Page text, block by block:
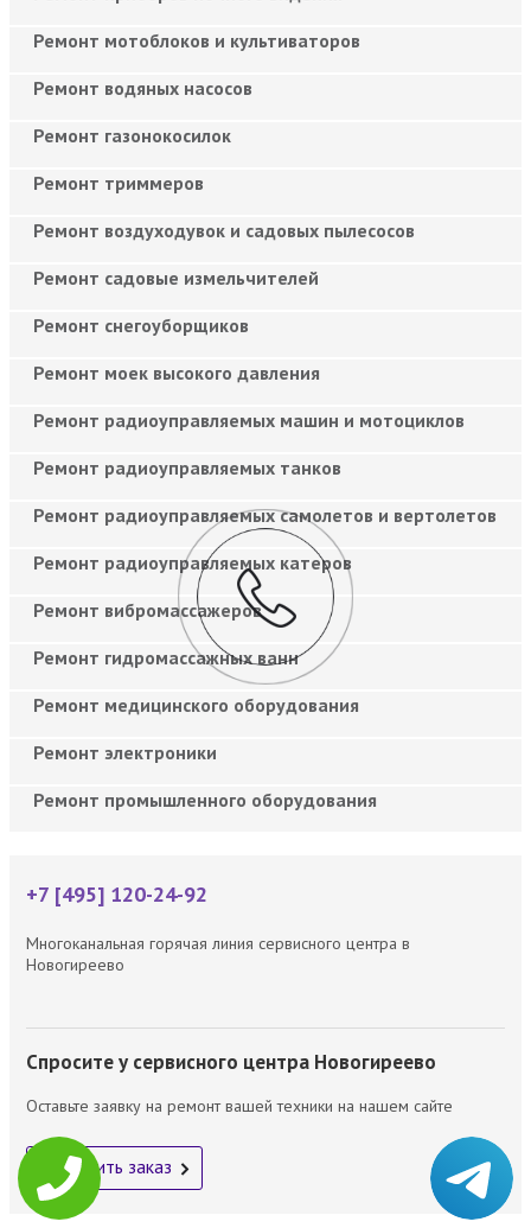
Ремонт мотоблоков и культиваторов
Ремонт водяных насосов
Ремонт газонокосилок
Ремонт триммеров
Ремонт воздуходувок и садовых пылесосов
Ремонт садовые измельчителей
Ремонт снегоуборщиков
Ремонт моек высокого давления
Ремонт радиоуправляемых машин и мотоциклов
Ремонт радиоуправляемых танков
Ремонт радиоуправляемых самолетов и вертолетов
Ремонт радиоуправляемых катеров
Ремонт вибромассажеров
Ремонт гидромассажных ванн
Ремонт медицинского оборудования
Ремонт электроники
Ремонт промышленного оборудования
+7 [495] 120-24-92
Многоканальная горячая линия сервисного центра в
Новогиреево
Спросите у сервисного центра Новогиреево
Оставьте заявку на ремонт вашей техники на нашем сайте
Оформить заказ